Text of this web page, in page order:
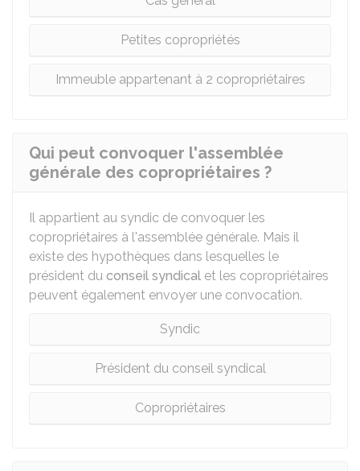
Petites copropriétés
Immeuble appartenant à 2 copropriétaires
Qui peut convoquer l'assemblée
générale des copropriétaires ?
Il appartient au syndic de convoquer les
copropriétaires à l'assemblée générale. Mais il
existe des hypothèques dans lesquelles le
président du conseil syndical et les copropriétaires
peuvent également envoyer une convocation.
Syndic
Président du conseil syndical
Copropriétaires